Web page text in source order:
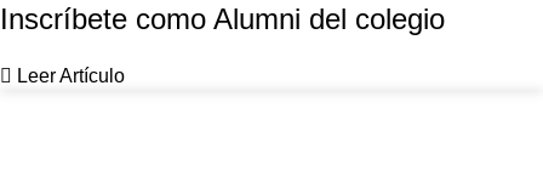
Inscríbete como Alumni del colegio
Leer Artículo